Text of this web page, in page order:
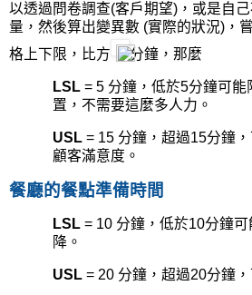
以透過問卷調查(客戶期望) ，或是自
量，然後算出變異數 (實際的狀況) ，
格上下限，比方
分鐘，那麼
LSL = 5 分鐘，低於5分鐘可能
置，不需要這麼多人力。
USL = 15 分鐘，超過15分鐘
顧客滿意度。
餐廳的餐點準備時間
LSL = 10 分鐘，低於10分鐘
降。
USL = 20 分鐘，超過20分鐘